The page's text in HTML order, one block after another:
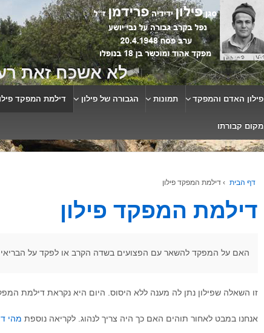
לא אשכח זאת
פילון האדם והמפקד תמונות הגבורה של פילון דילמת המפקד
מקום קבורתו
דף הבית › דילמת המפקד פילון
דילמת המפקד פילון
האם על המפקד להשאר עם הפצועים בשדה הקרב או לפקד על
זו השאלה שפילון נתן לה מענה ללא היסוס. היום היא נקראת דילמת
אנחנו במבט לאחור תוהים האם כך היה צריך לנהוג. לקריאה נוספת מהי